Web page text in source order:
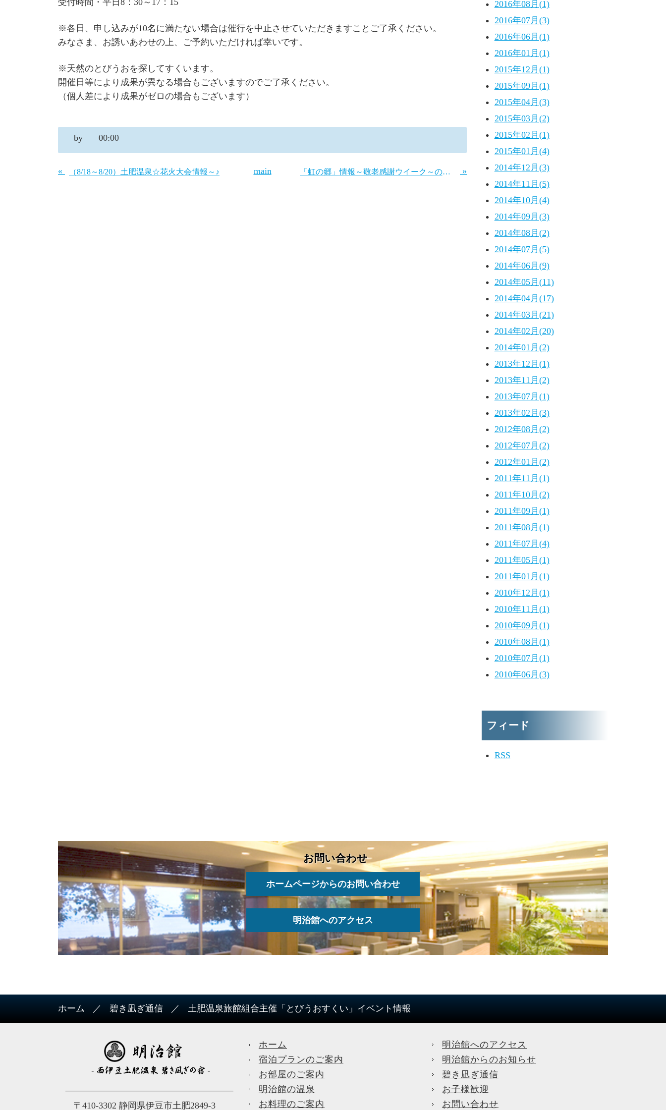
受付時間・平日8：30～17：15
※各日、申し込みが10名に満たない場合は催行を中止させていただきますことご了承ください。
みなさま、お誘いあわせの上、ご予約いただければ幸いです。
※天然のとびうおを探してすくいます。
開催日等により成果が異なる場合もございますのでご了承ください。
（個人差により成果がゼロの場合もございます）
by 00:00
« （8/18～8/20）土肥温泉☆花火大会情報～♪ main 「虹の郷」情報～敬老感謝ウイーク～のお知らせ »
2016年08月(1)
2016年07月(3)
2016年06月(1)
2016年01月(1)
2015年12月(1)
2015年09月(1)
2015年04月(3)
2015年03月(2)
2015年02月(1)
2015年01月(4)
2014年12月(3)
2014年11月(5)
2014年10月(4)
2014年09月(3)
2014年08月(2)
2014年07月(5)
2014年06月(9)
2014年05月(11)
2014年04月(17)
2014年03月(21)
2014年02月(20)
2014年01月(2)
2013年12月(1)
2013年11月(2)
2013年07月(1)
2013年02月(3)
2012年08月(2)
2012年07月(2)
2012年01月(2)
2011年11月(1)
2011年10月(2)
2011年09月(1)
2011年08月(1)
2011年07月(4)
2011年05月(1)
2011年01月(1)
2010年12月(1)
2010年11月(1)
2010年09月(1)
2010年08月(1)
2010年07月(1)
2010年06月(3)
フィード
RSS
お問い合わせ
ホームページからのお問い合わせ
明治館へのアクセス
ホーム 碧き凪ぎ通信 土肥温泉旅館組合主催「とびうおすくい」イベント情報
〒410-3302 静岡県伊豆市土肥2849-3
ホーム
宿泊プランのご案内
お部屋のご案内
明治館の温泉
お料理のご案内
明治館へのアクセス
明治館からのお知らせ
碧き凪ぎ通信
お子様歓迎
お問い合わせ